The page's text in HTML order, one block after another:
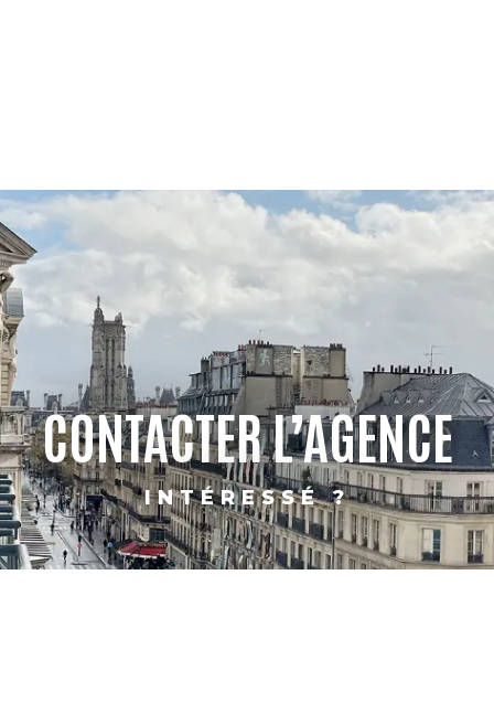
CONTACTER L’AGENCE
INTÉRESSÉ ?